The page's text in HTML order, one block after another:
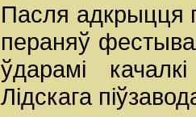
Пасля адкрыцця
пераняў
ўдарамі
Лідскага